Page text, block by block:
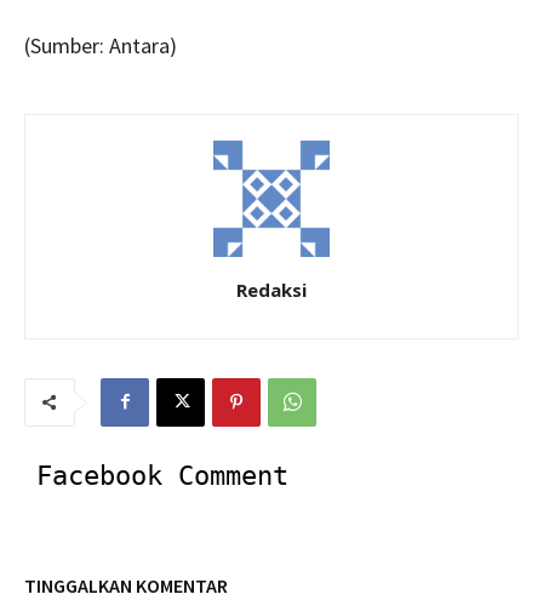
(Sumber: Antara)
Redaksi
Facebook Comment
TINGGALKAN KOMENTAR